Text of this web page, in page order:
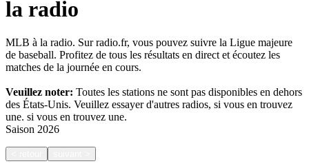
la radio
MLB à la radio. Sur radio.fr, vous pouvez suivre la Ligue majeure
de baseball. Profitez de tous les résultats en direct et écoutez les
matches de la journée en cours.
Veuillez noter: Toutes les stations ne sont pas disponibles en dehors
des États-Unis. Veuillez essayer d'autres radios, si vous en trouvez
une. si vous en trouvez une.
Saison 2026